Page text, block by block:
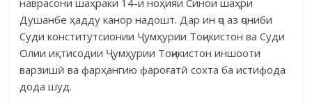
Душанбе ҳадду канор надошт. Дар ин ҷо аз ҷониби
Суди конститутсионии Ҷумҳурии Тоҷикистон ва Суди
Олии иқтисодии Ҷумҳурии Тоҷикистон иншооти
варзишӣ ва фарҳангию фароғатӣ сохта ба истифода
дода шуд.